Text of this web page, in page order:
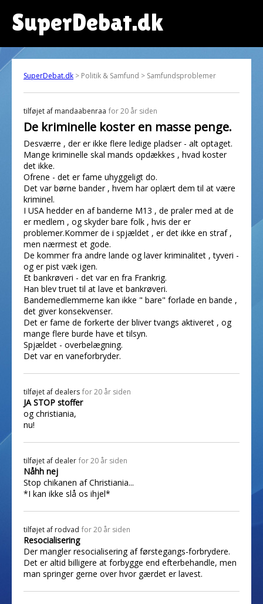
SuperDebat.dk
SuperDebat.dk > Politik & Samfund > Samfundsproblemer
tilføjet af mandaabenraa for 20 år siden
De kriminelle koster en masse penge.
Desværre , der er ikke flere ledige pladser - alt optaget.
Mange kriminelle skal mands opdækkes , hvad koster
det ikke.
Ofrene - det er fame uhyggeligt do.
Det var børne bander , hvem har oplært dem til at være
kriminel.
I USA hedder en af banderne M13 , de praler med at de
er medlem , og skyder bare folk , hvis der er
problemer.Kommer de i spjældet , er det ikke en straf ,
men nærmest et gode.
De kommer fra andre lande og laver kriminalitet , tyveri -
og er pist væk igen.
Et bankrøveri - det var en fra Frankrig.
Han blev truet til at lave et bankrøveri.
Bandemedlemmerne kan ikke " bare" forlade en bande ,
det giver konsekvenser.
Det er fame de forkerte der bliver tvangs aktiveret , og
mange flere burde have et tilsyn.
Spjældet - overbelægning.
Det var en vaneforbryder.
tilføjet af dealers for 20 år siden
JA STOP stoffer
og christiania,
nu!
tilføjet af dealer for 20 år siden
Nåhh nej
Stop chikanen af Christiania...
*I kan ikke slå os ihjel*
tilføjet af rodvad for 20 år siden
Resocialisering
Der mangler resocialisering af førstegangs-forbrydere.
Det er altid billigere at forbygge end efterbehandle, men
man springer gerne over hvor gærdet er lavest.